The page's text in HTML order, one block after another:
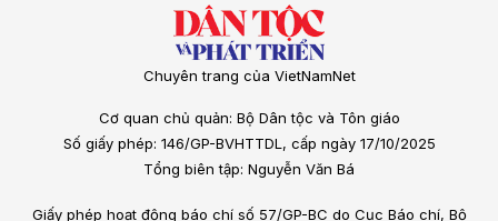
Chuyên trang của VietNamNet
Cơ quan chủ quản: Bộ Dân tộc và Tôn giáo
Số giấy phép: 146/GP-BVHTTDL, cấp ngày 17/10/2025
Tổng biên tập: Nguyễn Văn Bá
Giấy phép hoạt động báo chí số 57/GP-BC do Cục Báo chí, Bộ